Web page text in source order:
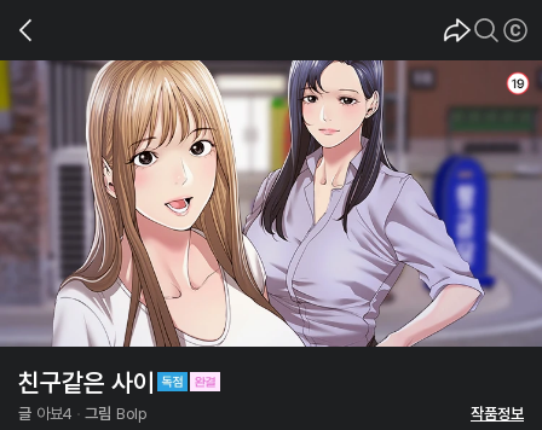
친구같은 사이
글 아뵤4 그림 Bolp 작품정보